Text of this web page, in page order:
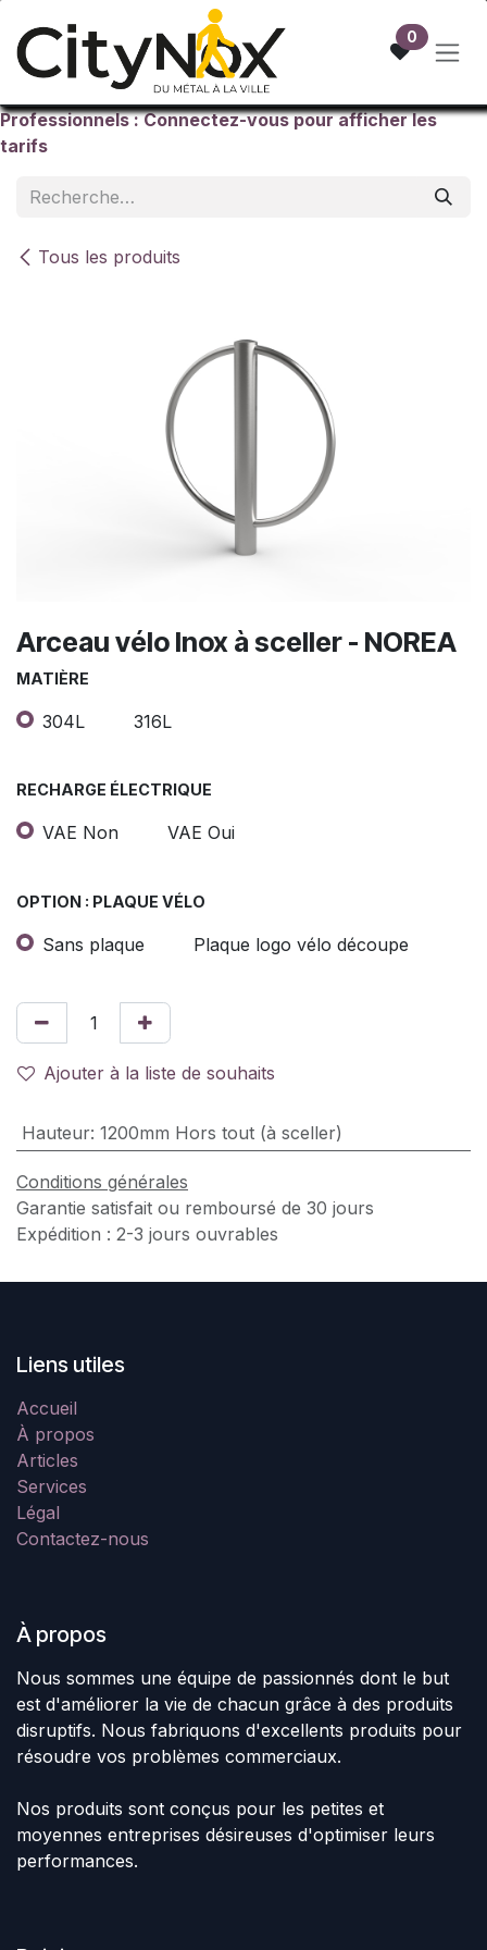
0
Professionnels : Connectez-vous pour afficher les
tarifs
Tous les produits
Arceau vélo Inox à sceller - NOREA
MATIÈRE
304L 316L
RECHARGE ÉLECTRIQUE
VAE Non VAE Oui
OPTION : PLAQUE VÉLO
Sans plaque Plaque logo vélo découpe
Ajouter à la liste de souhaits
Hauteur: 1200mm Hors tout (à sceller)
Conditions générales
Garantie satisfait ou remboursé de 30 jours
Expédition : 2-3 jours ouvrables
Liens utiles
Accueil
À propos
Articles
Services
Légal
Contactez-nous
À propos
Nous sommes une équipe de passionnés dont le but
est d'améliorer la vie de chacun grâce à des produits
disruptifs. Nous fabriquons d'excellents produits pour
résoudre vos problèmes commerciaux.
Nos produits sont conçus pour les petites et
moyennes entreprises désireuses d'optimiser leurs
performances.